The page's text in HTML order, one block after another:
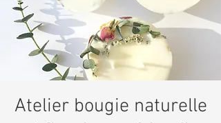
Atelier bougie naturelle